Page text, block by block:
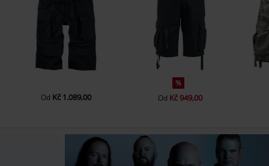
Od Kč 1.089,00
%
Od Kč 949,00